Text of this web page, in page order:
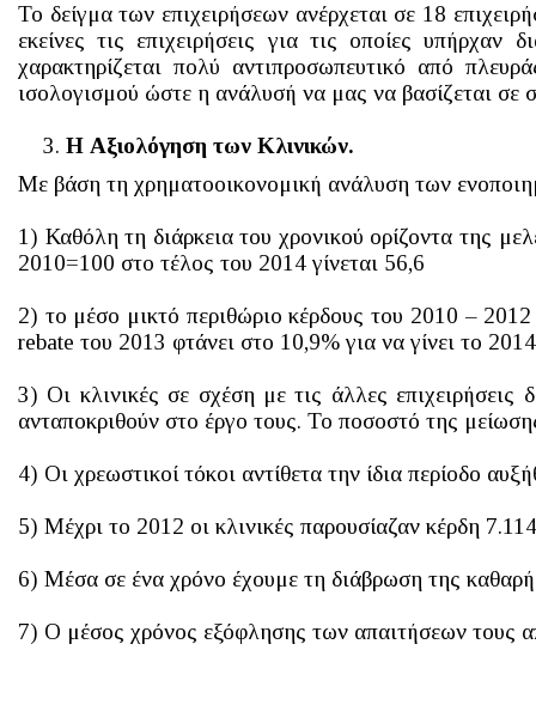
Το δείγμα των επιχειρήσεων ανέρχεται σε 18
εκείνες τις επιχειρήσεις για τις οποίες
χαρακτηρίζεται πολύ αντιπροσωπευτικό από
ισολογισμού ώστε η ανάλυσή να μας να βασίζεται σε
Η Αξιολόγηση των Κλινικών.
Με βάση τη χρηματοοικονομική ανάλυση των
1) Καθόλη τη διάρκεια του χρονικού ορίζοντα της
2010=100 στο τέλος του 2014 γίνεται 56,6
2) το μέσο μικτό περιθώριο κέρδους του 2010 –
rebate του 2013 φτάνει στο 10,9% για να γίνει το
3) Οι κλινικές σε σχέση με τις άλλες
ανταποκριθούν στο έργο τους. Το ποσοστό της
4) Οι χρεωστικοί τόκοι αντίθετα την ίδια περίοδο
5) Μέχρι το 2012 οι κλινικές παρουσίαζαν κέρδη
6) Μέσα σε ένα χρόνο έχουμε τη διάβρωση της
7) Ο μέσος χρόνος εξόφλησης των απαιτήσεων τους